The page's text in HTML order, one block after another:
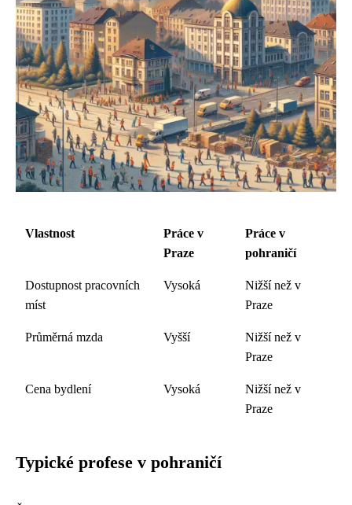
Vlastnost
Práce v
Praze
Práce v
pohraničí
Dostupnost pracovních
míst
Vysoká
Nižší než v
Praze
Průměrná mzda Vyšší
Nižší než v
Praze
Cena bydlení Vysoká
Nižší než v
Praze
Typické profese v pohraničí